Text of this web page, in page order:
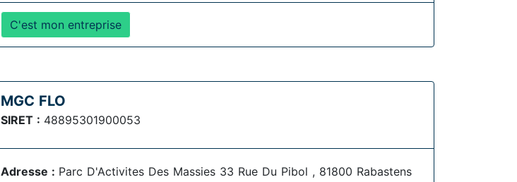
C'est mon entreprise
MGC FLO
SIRET : 48895301900053
Adresse : Parc D'Activites Des Massies 33 Rue Du Pibol , 81800 Rabastens